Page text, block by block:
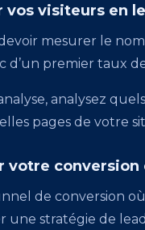
vos visiteurs en
mesurer le
d’un premier taux
analysez
pages de votre
votre
de conversion
une stratégie de